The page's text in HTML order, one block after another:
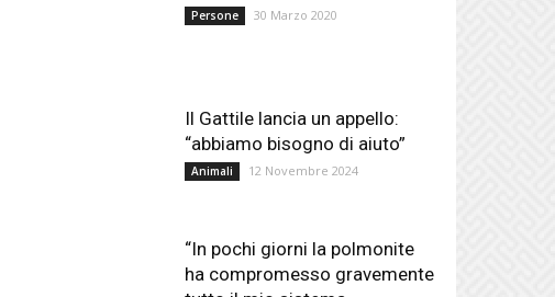
Persone 30 Marzo 2020
Il Gattile lancia un appello:
“abbiamo bisogno di aiuto”
Animali 12 Novembre 2024
“In pochi giorni la polmonite
ha compromesso gravemente